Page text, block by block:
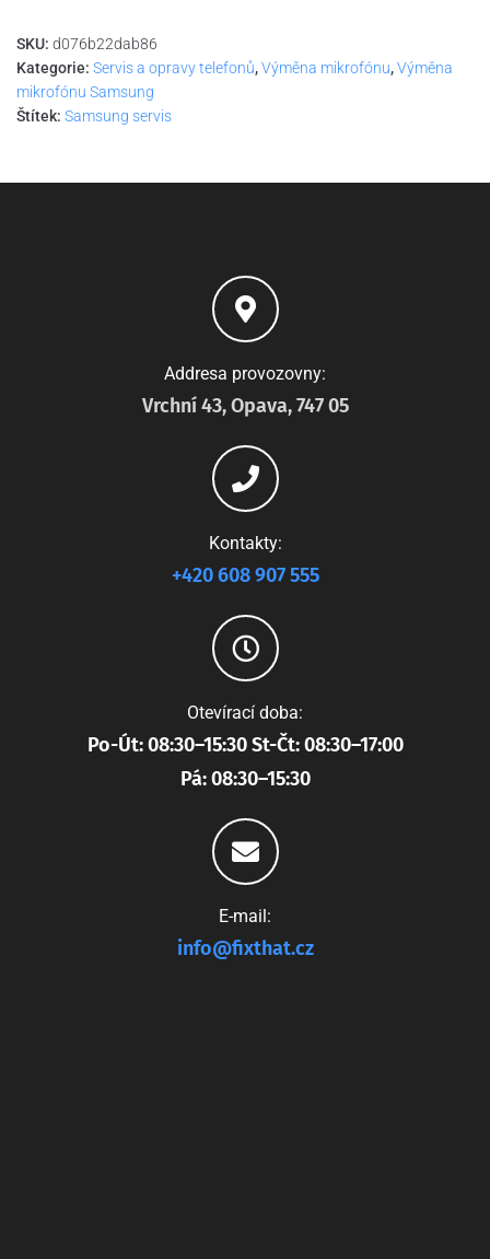
SKU: d076b22dab86
Kategorie: Servis a opravy telefonů,Výměna mikrofónu,Výměna
mikrofónu Samsung
Štítek: Samsung servis
Addresa provozovny:
Vrchní 43, Opava, 747 05
Kontakty:
+420 608 907 555
Otevírací doba:
Po-Út: 08:30–15:30 St-Čt: 08:30–17:00
Pá: 08:30–15:30
E-mail:
info@fixthat.cz